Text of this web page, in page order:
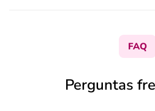
FAQ
Perguntas